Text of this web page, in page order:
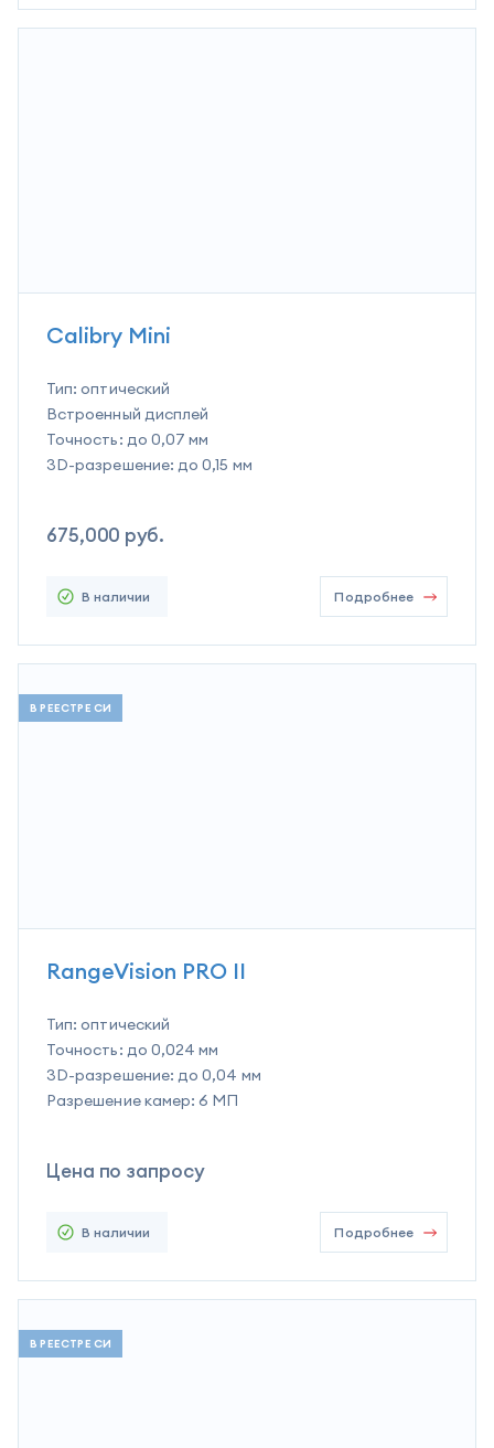
Calibry Mini
Тип: оптический
Встроенный дисплей
Точность: до 0,07 мм
3D-разрешение: до 0,15 мм
675,000 руб.
В наличии Подробнее
В РЕЕСТРЕ СИ
RangeVision PRO II
Тип: оптический
Точность: до 0,024 мм
3D-разрешение: до 0,04 мм
Разрешение камер: 6 МП
Цена по запросу
В наличии Подробнее
В РЕЕСТРЕ СИ